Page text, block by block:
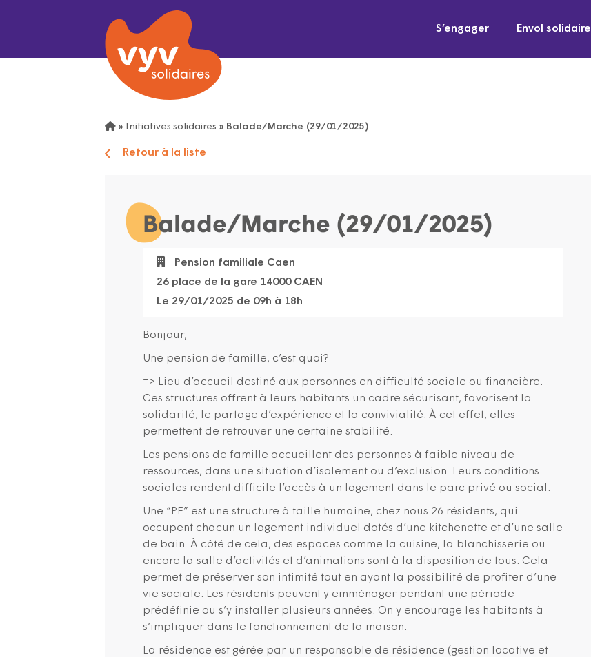
S’engager Envol solidaire
» Initiatives solidaires » Balade/Marche (29/01/2025)
Retour à la liste
Balade/Marche (29/01/2025)
Pension familiale Caen
26 place de la gare 14000 CAEN
Le 29/01/2025 de 09h à 18h
Bonjour,
Une pension de famille, c’est quoi?
=> Lieu d’accueil destiné aux personnes en difficulté sociale ou financière.
Ces structures offrent à leurs habitants un cadre sécurisant, favorisent la
solidarité, le partage d’expérience et la convivialité. À cet effet, elles
permettent de retrouver une certaine stabilité.
Les pensions de famille accueillent des personnes à faible niveau de
ressources, dans une situation d’isolement ou d’exclusion. Leurs conditions
sociales rendent difficile l’accès à un logement dans le parc privé ou social.
Une “PF” est une structure à taille humaine, chez nous 26 résidents, qui
occupent chacun un logement individuel dotés d’une kitchenette et d’une salle
de bain. À côté de cela, des espaces comme la cuisine, la blanchisserie ou
encore la salle d’activités et d’animations sont à la disposition de tous. Cela
permet de préserver son intimité tout en ayant la possibilité de profiter d’une
vie sociale. Les résidents peuvent y emménager pendant une période
prédéfinie ou s’y installer plusieurs années. On y encourage les habitants à
s’impliquer dans le fonctionnement de la maison.
La résidence est gérée par un responsable de résidence (gestion locative et